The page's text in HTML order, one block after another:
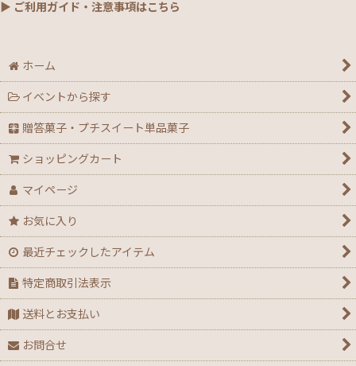
▶ ご利用ガイド・注意事項はこちら
ホーム
イベントから探す
贈答菓子・プチスイート単品菓子
ショッピングカート
マイページ
お気に入り
最近チェックしたアイテム
特定商取引法表示
送料とお支払い
お問合せ